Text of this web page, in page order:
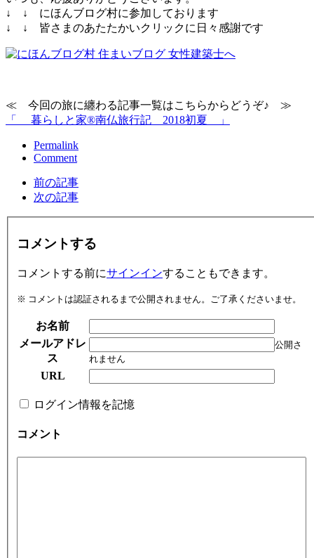
↓ ↓ にほんブログ村に参加しております
↓ ↓ 皆さまのあたたかいクリックに日々感謝です
≪ 今回の旅に纏わる記事一覧はこちらからどうぞ♪ ≫
「 暮らしと家®南仏旅行記＿2018初夏 」
Permalink
Comment
前の記事
次の記事
コメントする
コメントする前にサインインすることもできます。
※ コメントは認証されるまで公開されません。ご了承くださいませ。
お名前
メールアドレ
ス
公開さ
れません
URL
ログイン情報を記憶
コメント